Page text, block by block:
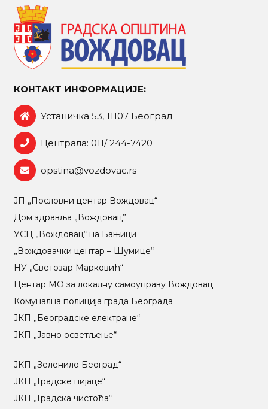
КОНТАКТ ИНФОРМАЦИЈЕ:
Устаничка 53, 11107 Београд
Централа: 011/ 244-7420
opstina@vozdovac.rs
ЈП „Пословни центар Вождовац“
Дом здравља „Вождовац”
УСЦ „Вождовац“ на Бањици
„Вождовачки центар – Шумице“
НУ „Светозар Марковић“
Центар МO за локалну самоуправу Вождовац
Комунална полиција града Београда
ЈКП „Београдске електране“
ЈКП „Јавно осветљење“
ЈКП „Зеленило Београд“
ЈКП „Градске пијаце“
ЈКП „Градска чистоћа“